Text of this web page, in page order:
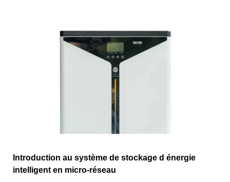
Introduction au système de stockage d énergie
intelligent en micro-réseau